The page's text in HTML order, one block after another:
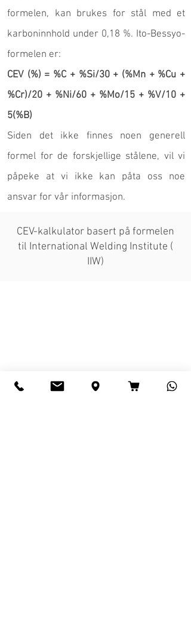
formelen, kan brukes for stål med et
karboninnhold under 0,18 %. Ito-Bessyo-
formelen er:
CEV (%) = %C + %Si/30 + (%Mn + %Cu +
%Cr)/20 + %Ni/60 + %Mo/15 + %V/10 +
5(%B)
Siden det ikke finnes noen generell
formel for de forskjellige stålene, vil vi
påpeke at vi ikke kan påta oss noe
ansvar for vår informasjon.
CEV-kalkulator basert på formelen
til International Welding Institute (
IIW)